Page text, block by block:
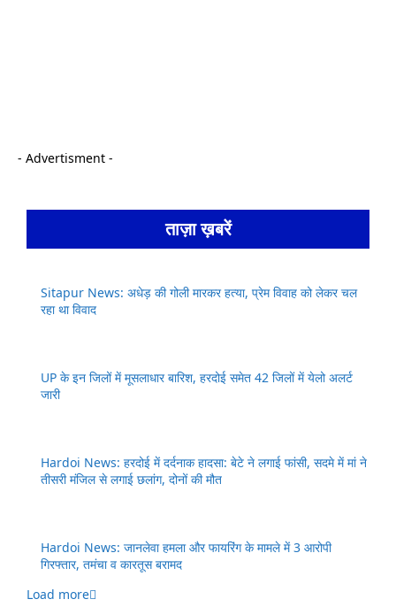
- Advertisment -
ताज़ा ख़बरें
Sitapur News: अधेड़ की गोली मारकर हत्या, प्रेम विवाह को लेकर चल
रहा था विवाद
UP के इन जिलों में मूसलाधार बारिश, हरदोई समेत 42 जिलों में येलो अलर्ट
जारी
Hardoi News: हरदोई में दर्दनाक हादसा: बेटे ने लगाई फांसी, सदमे में मां ने
तीसरी मंजिल से लगाई छलांग, दोनों की मौत
Hardoi News: जानलेवा हमला और फायरिंग के मामले में 3 आरोपी
गिरफ्तार, तमंचा व कारतूस बरामद
Load more